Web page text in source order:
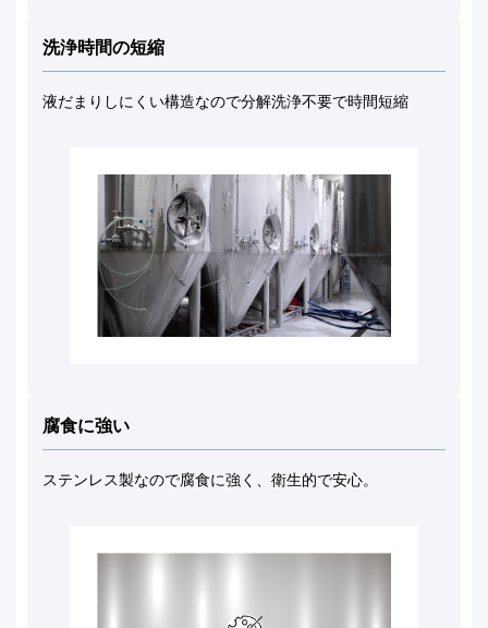
洗浄時間の短縮
液だまりしにくい構造なので分解洗浄不要で時間短縮
腐食に強い
ステンレス製なので腐食に強く、衛生的で安心。